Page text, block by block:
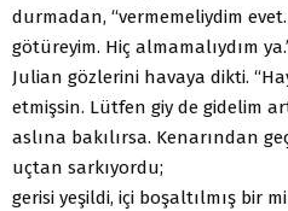
durmadan, “vermemeliydim evet.
götüreyim. Hiç almamalıydım
Julian gözlerini havaya dikti.
etmişsin. Lütfen giy de gidelim
aslına bakılırsa. Kenarından
uçtan sarkıyordu;
gerisi yeşildi, içi boşaltılmış bir